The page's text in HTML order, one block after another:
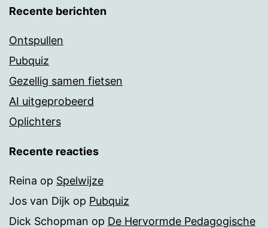
Recente berichten
Ontspullen
Pubquiz
Gezellig samen fietsen
AI uitgeprobeerd
Oplichters
Recente reacties
Reina op Spelwijze
Jos van Dijk op Pubquiz
Dick Schopman op De Hervormde Pedagogische